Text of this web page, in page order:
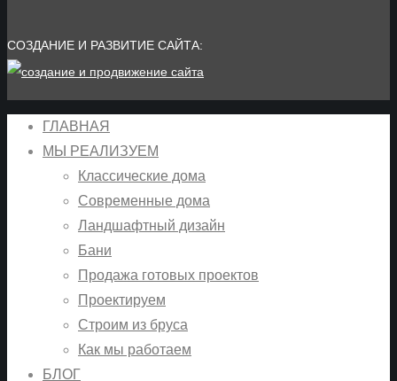
СОЗДАНИЕ И РАЗВИТИЕ САЙТА:
ГЛАВНАЯ
МЫ РЕАЛИЗУЕМ
Классические дома
Современные дома
Ландшафтный дизайн
Бани
Продажа готовых проектов
Проектируем
Строим из бруса
Как мы работаем
БЛОГ